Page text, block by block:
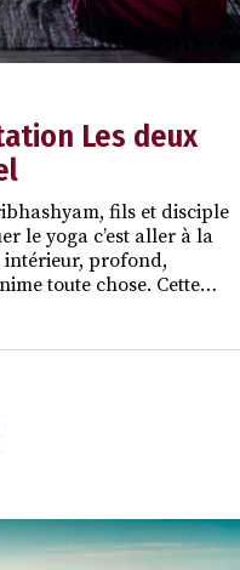
Les deux
fils et disciple
le yoga c’est aller à la
intérieur, profond,
toute chose. Cette…